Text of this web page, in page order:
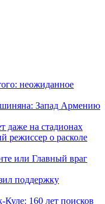
неожиданное
Запад Армению
даже на стадионах
режиссер о расколе
или Главный враг
поддержку
160 лет поисков